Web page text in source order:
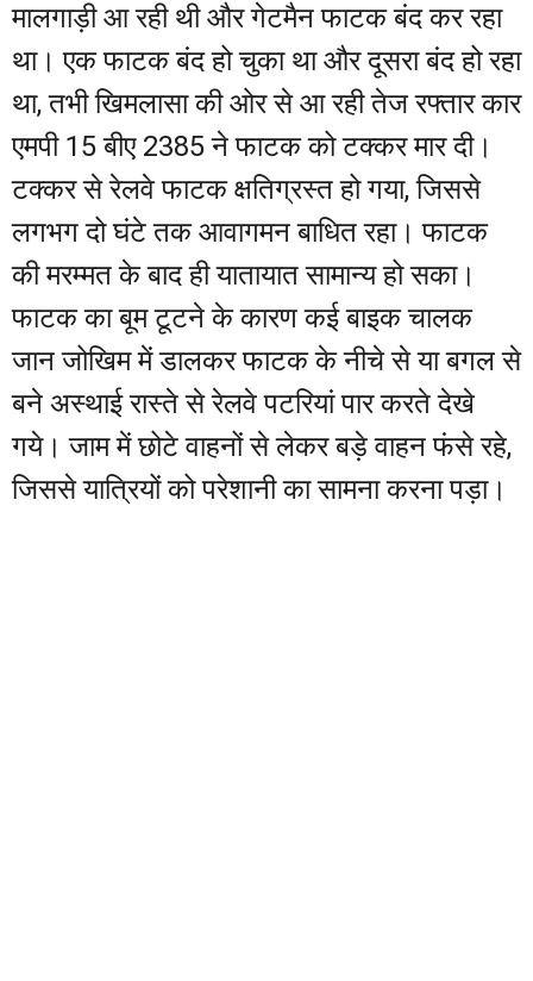
मालगाड़ी आ रही थी और गेटमैन फाटक बंद कर रहा
था। एक फाटक बंद हो चुका था और दूसरा बंद हो रहा
था, तभी खिमलासा की ओर से आ रही तेज रफ्तार कार
एमपी 15 बीए 2385 ने फाटक को टक्कर मार दी।
टक्कर से रेलवे फाटक क्षतिग्रस्त हो गया, जिससे
लगभग दो घंटे तक आवागमन बाधित रहा। फाटक
की मरम्मत के बाद ही यातायात सामान्य हो सका।
फाटक का बूम टूटने के कारण कई बाइक चालक
जान जोखिम में डालकर फाटक के नीचे से या बगल से
बने अस्थाई रास्ते से रेलवे पटरियां पार करते देखे
गये। जाम में छोटे वाहनों से लेकर बड़े वाहन फंसे रहे,
जिससे यात्रियों को परेशानी का सामना करना पड़ा।